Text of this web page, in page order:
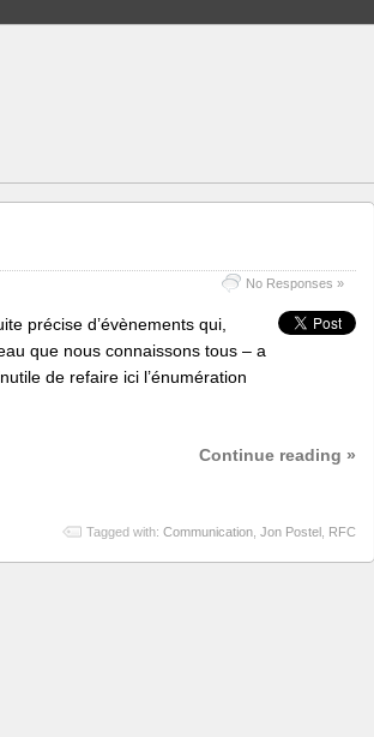
No Responses »
précise d’évènements qui,
que nous connaissons tous – a
de refaire ici l’énumération
Continue reading »
Tagged with: Communication Jon Postel RFC